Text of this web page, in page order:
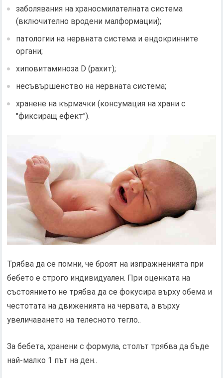
заболявания на храносмилателната система
(включително вродени малформации);
патологии на нервната система и ендокринните
органи;
хиповитаминоза D (рахит);
несъвършенство на нервната система;
хранене на кърмачки (консумация на храни с
"фиксиращ ефект").
Трябва да се помни, че броят на изпражненията при
бебето е строго индивидуален. При оценката на
състоянието не трябва да се фокусира върху обема и
честотата на движенията на червата, а върху
увеличаването на телесното тегло..
За бебета, хранени с формула, столът трябва да бъде
най-малко 1 път на ден..